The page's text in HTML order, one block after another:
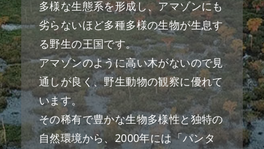
多様な生態系を形成し、アマゾンにも
劣らないほど多種多様の生物が生息す
る野生の王国です。
アマゾンのように高い木がないので見
通しが良く、野生動物の観察に優れて
います。
その稀有で豊かな生物多様性と独特の
自然環境から、2000年には「パンタ